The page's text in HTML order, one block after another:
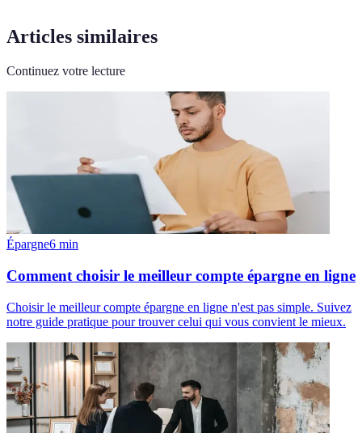
Articles similaires
Continuez votre lecture
Épargne6 min
Comment choisir le meilleur compte épargne en ligne
Choisir le meilleur compte épargne en ligne n'est pas simple. Suivez
notre guide pratique pour trouver celui qui vous convient le mieux.